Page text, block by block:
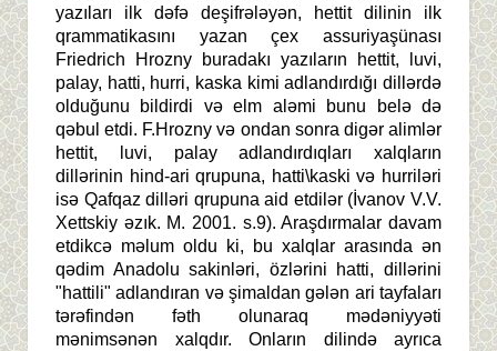
yazıları ilk dəfə deşifrələyən, hettit dilinin ilk
qrammatikasını yazan çex assuriyaşünası
Friedrich Hrozny buradakı yazıların hettit, luvi,
palay, hatti, hurri, kaska kimi adlandırdığı dillərdə
olduğunu bildirdi və elm aləmi bunu belə də
qəbul etdi. F.Hrozny və ondan sonra digər alimlər
hettit, luvi, palay adlandırdıqları xalqların
dillərinin hind-ari qrupuna, hatti\kaski və hurriləri
isə Qafqaz dilləri qrupuna aid etdilər (İvanov V.V.
Xettskiy əzık. M. 2001. s.9). Araşdırmalar davam
etdikcə məlum oldu ki, bu xalqlar arasında ən
qədim Anadolu sakinləri, özlərini hatti, dillərini
"hattili" adlandıran və şimaldan gələn ari tayfaları
tərəfindən fəth olunaraq mədəniyyəti
mənimsənən xalqdır. Onların dilində ayrıca